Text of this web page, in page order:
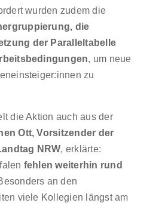
wurden zudem die
die
der Paralleltabelle
, um neue
zu
die Aktion auch aus der
Ott, Vorsitzender der
NRW, erklärte:
fehlen weiterhin rund
an den
viele Kollegien längst am